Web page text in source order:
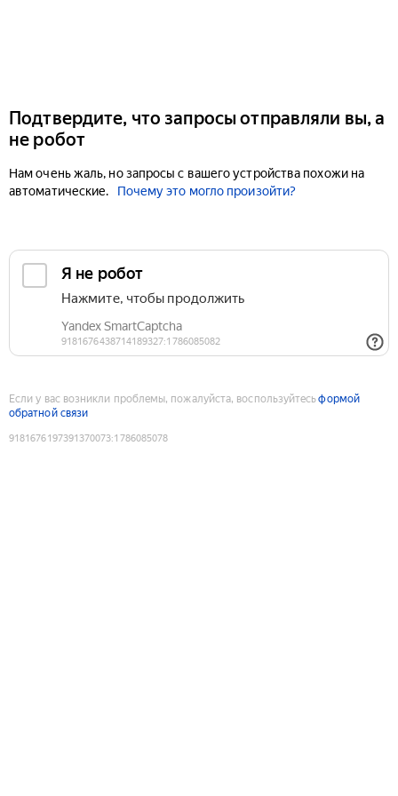
Подтвердите, что запросы отправляли вы, а
не робот
Нам очень жаль, но запросы с вашего устройства похожи на
автоматические.
Почему это могло произойти?
Если у вас возникли проблемы, пожалуйста, воспользуйтесьформой
обратной связи
9181676197391370073:1786085078